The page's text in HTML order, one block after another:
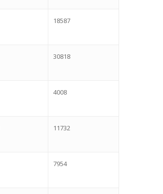
18587
30818
4008
11732
7954